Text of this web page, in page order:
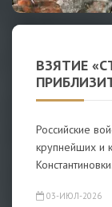
ВЗЯТИЕ
Российские
крупнейших и
03-ИЮЛ-2026